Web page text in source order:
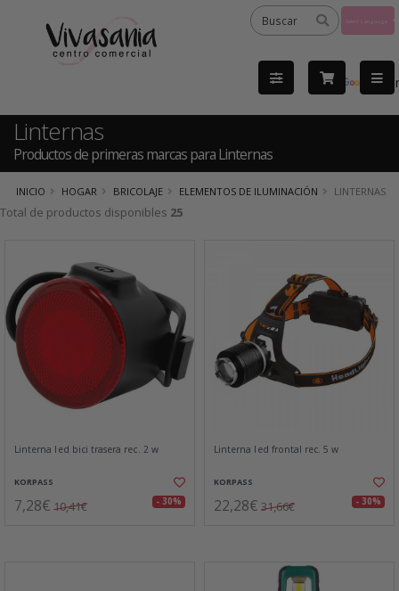
by
Linternas
Productos de primeras marcas para Linternas
INICIO HOGAR BRICOLAJE ELEMENTOS DE ILUMINACIÓN LINTERNAS
Total de productos disponibles 25
Linterna led bici trasera rec. 2 w
KORPASS
7,28€ 10,41€ - 30%
Linterna led frontal rec. 5 w
KORPASS
22,28€ 31,66€ - 30%